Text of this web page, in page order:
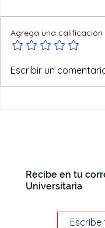
Dios en vacaciones
Agrega una calificación
Escribir un
Recibe en tu
Universitaria